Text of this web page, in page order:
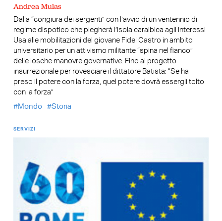
Andrea Mulas
Dalla “congiura dei sergenti” con l’avvio di un ventennio di
regime dispotico che piegherà l’isola caraibica agli interessi
Usa alle mobilitazioni del giovane Fidel Castro in ambito
universitario per un attivismo militante “spina nel fianco”
delle losche manovre governative. Fino al progetto
insurrezionale per rovesciare il dittatore Batista: “Se ha
preso il potere con la forza, quel potere dovrà essergli tolto
con la forza”
Mondo
Storia
SERVIZI